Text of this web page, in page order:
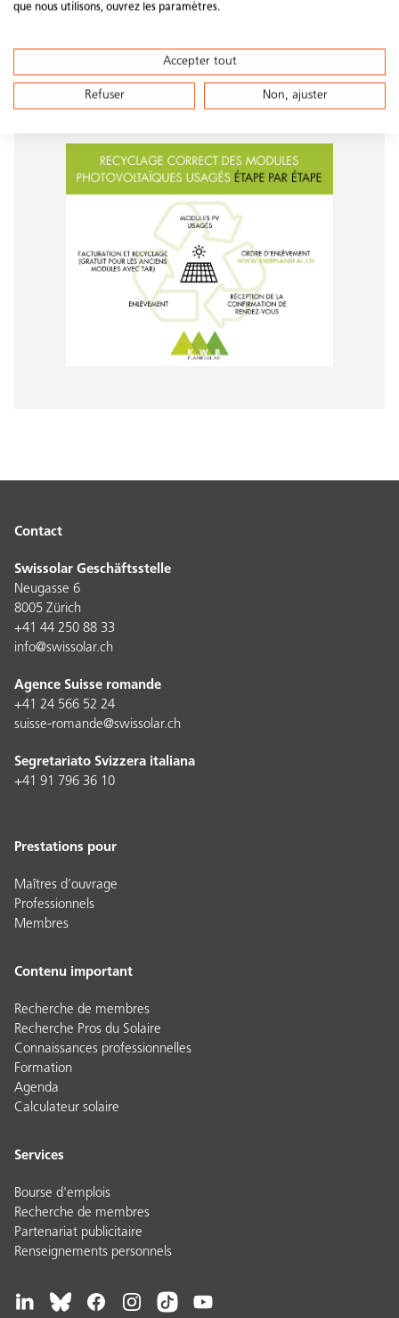
Prendre contact
PARTENARIAT PUBLICITAIRE
Contact
Swissolar Geschäftsstelle
Neugasse 6
8005 Zürich
+41 44 250 88 33
info@swissolar.ch
Agence Suisse romande
+41 24 566 52 24
suisse-romande@swissolar.ch
Segretariato Svizzera italiana
+41 91 796 36 10
Prestations pour
Maîtres d’ouvrage
Professionnels
Membres
Contenu important
Recherche de membres
Recherche Pros du Solaire
Connaissances professionnelles
Formation
Agenda
Calculateur solaire
Services
Bourse d'emplois
Recherche de membres
Partenariat publicitaire
Renseignements personnels
que nous utilisons, ouvrez les paramètres.
Accepter tout
Refuser Non, ajuster